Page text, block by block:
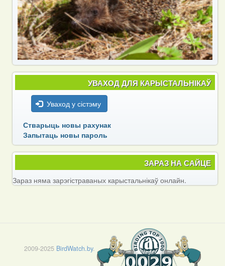
УВАХОД ДЛЯ КАРЫСТАЛЬНІКАЎ
Уваход у сістэму
Стварыць новы рахунак
Запытаць новы пароль
ЗАРАЗ НА САЙЦЕ
Зараз няма зарэгістраваных карыстальнікаў онлайн.
2009-2025 BirdWatch.by.